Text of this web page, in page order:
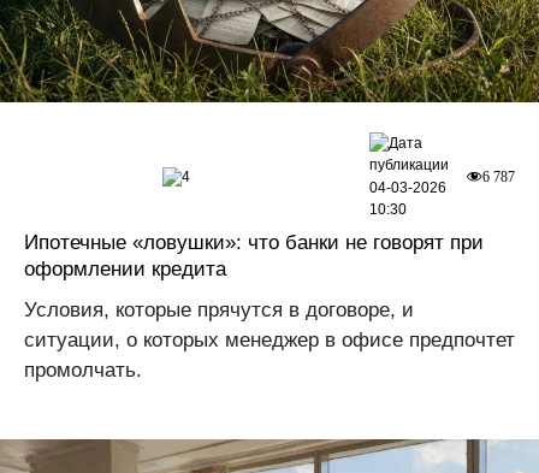
Ипотечные «ловушки»: что банки не говорят при
оформлении кредита
Условия, которые прячутся в договоре, и
ситуации, о которых менеджер в офисе предпочтет
промолчать.
4 6 787
04-03-2026
10:30